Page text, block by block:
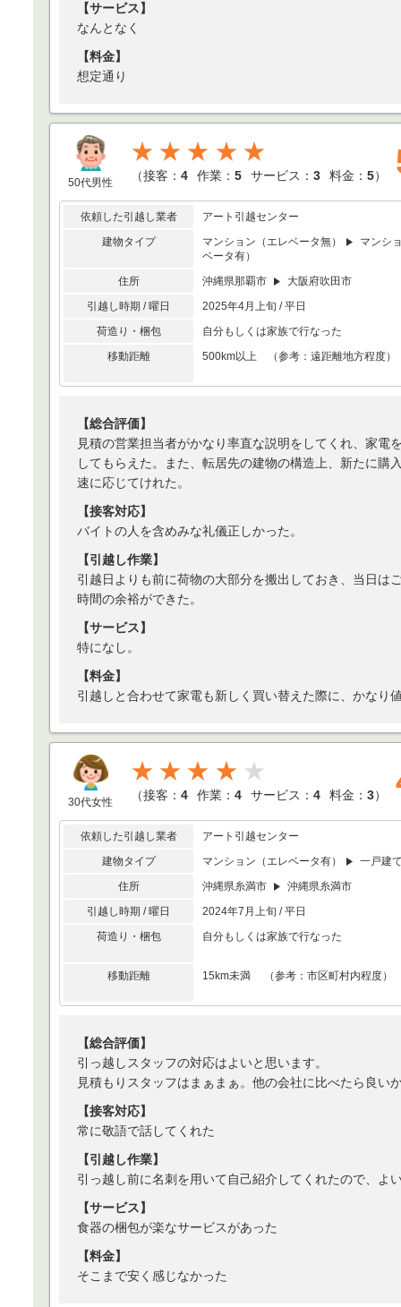
【サービス】
なんとなく
【料金】
想定通り
50代男性
★★★★★
（接客： 4 作業： 5 サービス： 3 料金： 5）
依頼した引越し業者
アート引越センター
建物タイプ
マンション（エレベータ無）
マンシ
ベータ有）
住所
沖縄県那覇市
大阪府吹田市
引越し時期 / 曜日
2025年4月上旬 / 平日
荷造り・梱包
自分もしくは家族で行なった
移動距離
500km以上 （参考：遠距離地方程度）
【総合評価】
見積の営業担当者がかなり率直な説明をしてくれ、家
してもらえた。また、転居先の建物の構造上、新たに
速に応じてけれた。
【接客対応】
バイトの人を含めみな礼儀正しかった。
【引越し作業】
引越日よりも前に荷物の大部分を搬出しておき、当日は
時間の余裕ができた。
【サービス】
特になし。
【料金】
引越しと合わせて家電も新しく買い替えた際に、かなり
30代女性
★★★★
（接客： 4 作業： 4 サービス： 4 料金： 3）
依頼した引越し業者
アート引越センター
建物タイプ
マンション（エレベータ有）
一戸建
住所
沖縄県糸満市
沖縄県糸満市
引越し時期 / 曜日
2024年7月上旬 / 平日
荷造り・梱包
自分もしくは家族で行なった
移動距離 15km未満 （参考：市区町村内程度）
【総合評価】
引っ越しスタッフの対応はよいと思います。
見積もりスタッフはまぁまぁ。他の会社に比べたら良い
【接客対応】
常に敬語で話してくれた
【引越し作業】
引っ越し前に名刺を用いて自己紹介してくれたので、よ
【サービス】
食器の梱包が楽なサービスがあった
【料金】
そこまで安く感じなかった